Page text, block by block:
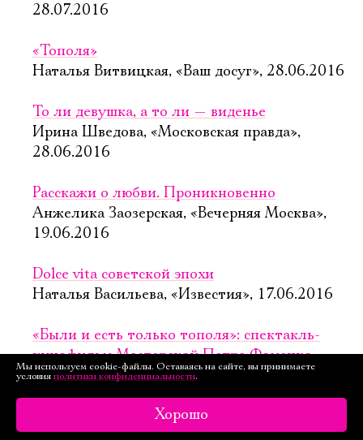
28.07.2016
«Тополя»
Наталья Витвицкая, «Ваш досуг», 28.06.2016
То ли девушка, а то ли — виденье
Ирина Шведова, «Московская правда»,
28.06.2016
Расскажи о любви. Проникновенно
Анжелика Заозерская, «Вечерняя Москва»,
19.06.2016
Dolce vita советской эпохи
Наталья Васильева, «Известия», 17.06.2016
«Были и есть только тополя»: спектакль-
кинофильм Мастерской Петра Фоменко
Анастасия Каменская, «Buro 24/7»,
16.06.2016
Мы используем cookie-файлы. Оставаясь на сайте, вы принимаете
условия политики конфиденциальности.
Хорошо